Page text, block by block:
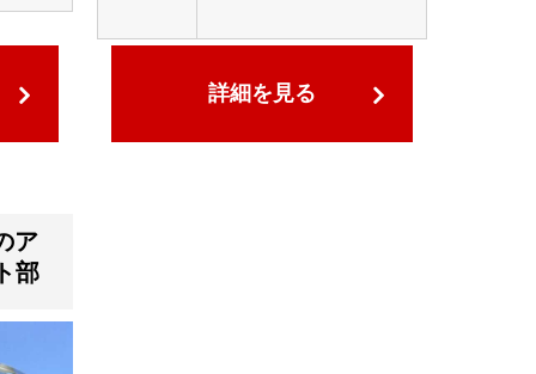
詳細を見る
ア
部